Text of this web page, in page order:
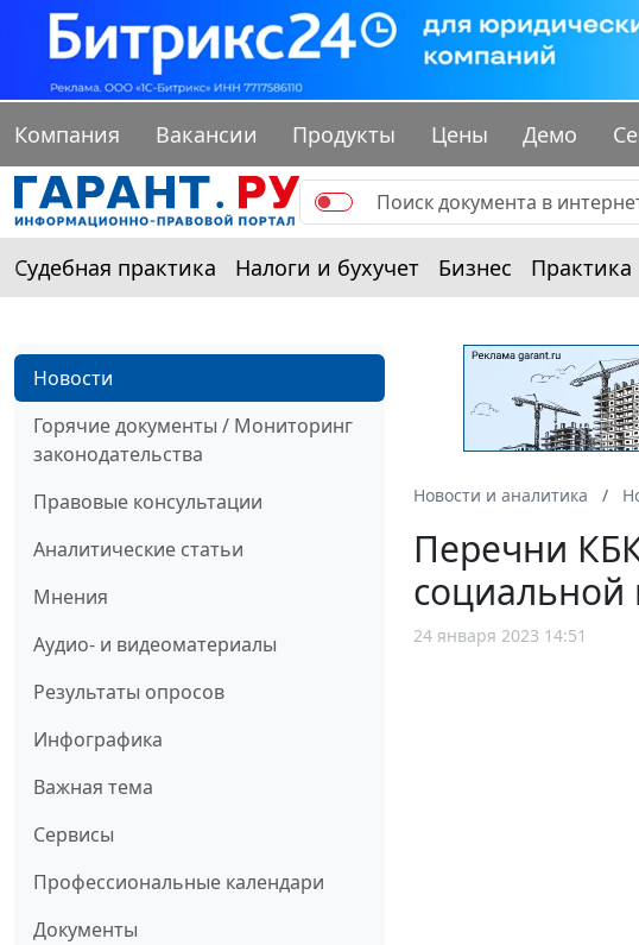
Компания Вакансии Продукты Цены Демо
Судебная практика Налоги и бухучет Бизнес Практика
Новости
Горячие документы / Мониторинг
законодательства
Правовые консультации
Аналитические статьи
Мнения
Аудио- и видеоматериалы
Результаты опросов
Инфографика
Важная тема
Сервисы
Профессиональные календари
Документы
Новости и аналитика
Перечни
24 января 2023 14:51